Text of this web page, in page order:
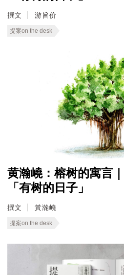
撰文 游旨价
提案on the desk
黄瀚嶢：榕树的寓言
「有树的日子」
撰文 黃瀚嶢
提案on the desk